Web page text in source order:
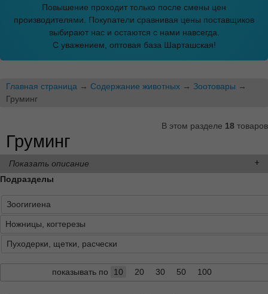
Повышение проходит только после смены цен
производителями. Покупатели сравнивая цены поставщиков
выбирают нас и остаются с нами навсегда.
С уважением, оптовая база Шарташская!
Главная страница → Содержание животных → Зоотовары →
Груминг
В этом разделе 18 товаров
Груминг
Показать описание
Подразделы
Зоогигиена
Ножницы, когтерезы
Пуходерки, щетки, расчески
показывать по 10 20 30 50 100